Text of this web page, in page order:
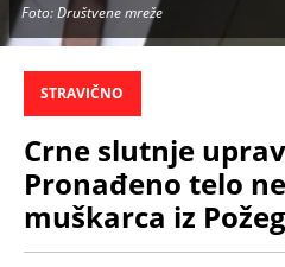
Foto: Društvene mreže
STRAVIČNO
Crne slutnje
Pronađeno telo
muškarca iz